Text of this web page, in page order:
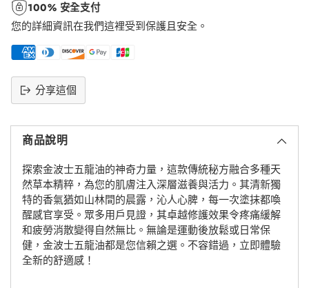
100% 安全支付
您的詳細資訊在我們這裡受到保護且安全。
分享這個
產
商品說明
探索金波士五龍油的神奇力量，這款傳統秘方融合多種天
然草本精粹，為您的肌膚注入深層滋養與活力。其清新獨
特的香氣猶如山林間的晨露，沁人心脾，每一次塗抹都喚
醒感官享受。眾多用戶見證，其卓越修護效果令疼痛緩解
和疲勞消散變得自然無比。無論是運動後放鬆或日常保
健，金波士五龍油都是您信賴之選。不容錯過，立即體驗
全新的舒適感！